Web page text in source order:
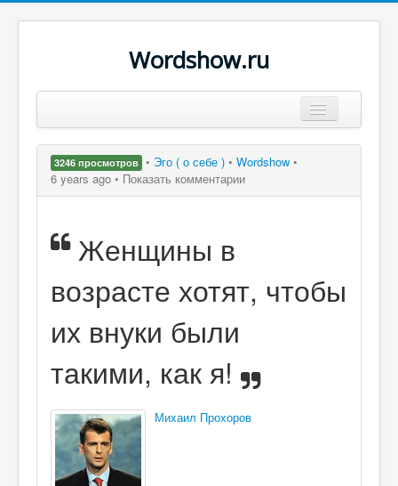
Wordshow.ru
Популярные цитаты
Поиск
3246 просмотров • Эго ( о себе ) • Wordshow •
6 years ago • Показать комментарии
Женщины в
возрасте хотят, чтобы
их внуки были
такими, как я!
Михаил Прохоров